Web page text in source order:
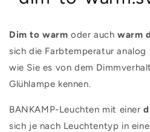
Dim to warm oder auch warm
sich die Farbtemperatur analog
wie Sie es von dem
Glühlampe kennen.
BANKAMP-Leuchten mit einer
sich je nach Leuchtentyp in